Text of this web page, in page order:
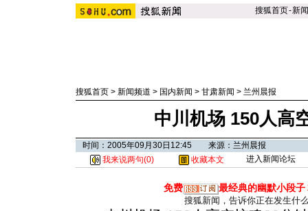
搜狐首页-新闻
搜狐首页 > 新闻频道 > 国内新闻 > 甘肃新闻 > 兰州晨报
中川机场 150人高
时间：2005年09月30日12:45 来源：兰州晨报
我来说两句(0) 收藏本文 进入新闻论坛
免费 最经典的幽默小段子
搜狐新闻，告诉你正在发生什